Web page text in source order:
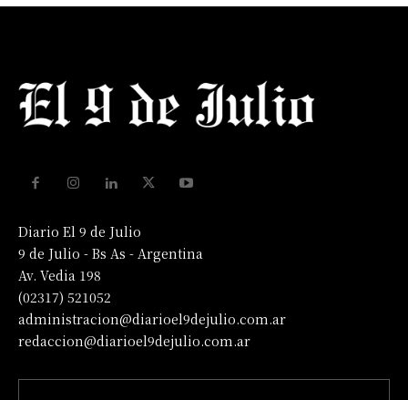
Diario El 9 de Julio
9 de Julio - Bs As - Argentina
Av. Vedia 198
(02317) 521052
administracion@diarioel9dejulio.com.ar
redaccion@diarioel9dejulio.com.ar